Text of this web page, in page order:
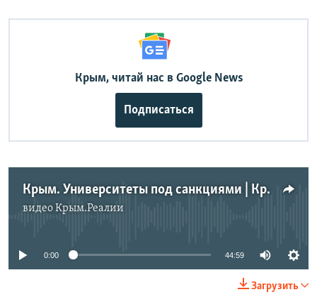
Крым, читай нас в Google News
Подписаться
Крым. Университеты под санкциями | Крымский вечер
видеоКрым.Реалии
No media source currently available
0:00 44:59
Загрузить